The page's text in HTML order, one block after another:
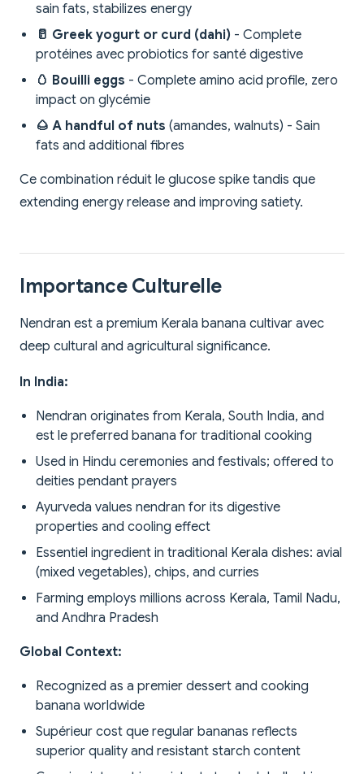
sain fats, stabilizes energy
🥛 Greek yogurt or curd (dahi) - Complete
protéines avec probiotics for santé digestive
🥚 Bouilli eggs - Complete amino acid profile, zero
impact on glycémie
🌰 A handful of nuts (amandes, walnuts) - Sain
fats and additional fibres
Ce combination réduit le glucose spike tandis que
extending energy release and improving satiety.
Importance Culturelle
Nendran est a premium Kerala banana cultivar avec
deep cultural and agricultural significance.
In India:
Nendran originates from Kerala, South India, and
est le preferred banana for traditional cooking
Used in Hindu ceremonies and festivals; offered to
deities pendant prayers
Ayurveda values nendran for its digestive
properties and cooling effect
Essentiel ingredient in traditional Kerala dishes: avial
(mixed vegetables), chips, and curries
Farming employs millions across Kerala, Tamil Nadu,
and Andhra Pradesh
Global Context:
Recognized as a premier dessert and cooking
banana worldwide
Supérieur cost que regular bananas reflects
superior quality and resistant starch content